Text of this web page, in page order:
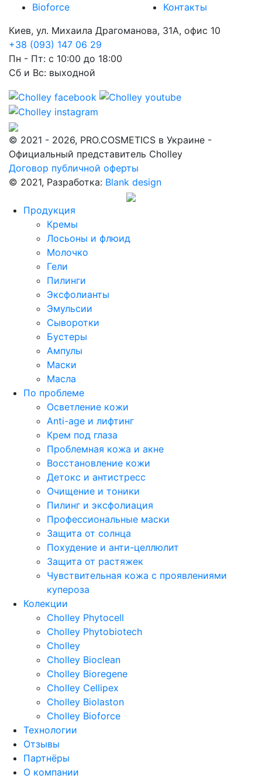
Bioforce
Контакты
Киев, ул. Михаила Драгоманова, 31А, офис 10
+38 (093) 147 06 29
Пн - Пт: с 10:00 до 18:00
Сб и Вс: выходной
© 2021 - 2026, PRO.COSMETICS в Украине -
Официальный представитель Cholley
Договор публичной оферты
© 2021, Разработка: Blank design
Продукция
Кремы
Лосьоны и флюид
Молочко
Гели
Пилинги
Эксфолианты
Эмульсии
Сыворотки
Бустеры
Ампулы
Маски
Масла
По проблеме
Осветление кожи
Anti-age и лифтинг
Крем под глаза
Проблемная кожа и акне
Восстановление кожи
Детокс и антистресс
Очищение и тоники
Пилинг и эксфолиация
Профессиональные маски
Защита от солнца
Похудение и анти-целлюлит
Защита от растяжек
Чувствительная кожа с проявлениями
купероза
Колекции
Cholley Phytocell
Cholley Phytobiotech
Cholley
Cholley Bioclean
Cholley Bioregene
Cholley Cellipex
Cholley Biolaston
Cholley Bioforce
Технологии
Отзывы
Партнёры
О компании